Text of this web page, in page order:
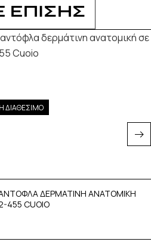
ΕΠΙΣΗΣ
ΔΙΑΘΕΣΙΜΟ
ΠΑΝΤΟΦΛΑ ΔΕΡΜΑΤΙΝΗ ΑΝΑΤΟΜΙΚΗ
455 CUOIO